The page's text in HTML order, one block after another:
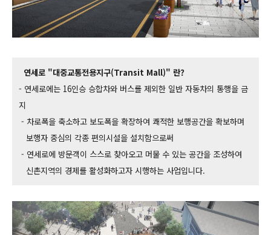
연세로 "대중교통전용지구(Transit Mall)" 란?
- 연세로에는 16인승 승합차와 버스를 제외한 일반 자동차의 통행을 금
지
- 차로폭을 축소하고 보도폭을 확장하여 쾌적한 보행공간을 확보하며
보행자 중심의 각종 편의시설을 설치함으로써
- 연세로에 방문객이 스스로 찾아오고 머물 수 있는 공간을 조성하여
신촌지역의 경제를 활성화하고자 시행하는 사업입니다.